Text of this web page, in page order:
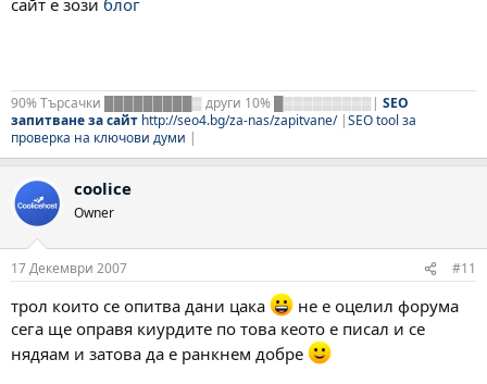
90% Търсачки █████████▒ други 10% █▒▒▒▒▒▒▒▒▒| SEO
запитване за сайт http://seo4.bg/za-nas/zapitvane/|SEO tool за
проверка на ключови думи |
coolice
Owner
17 Декември 2007 #11
трол които се опитва дани цака
не е оцелил форума
сега ще оправя киурдите по това кеото е писал и се
нядяам и затова да е ранкнем добре